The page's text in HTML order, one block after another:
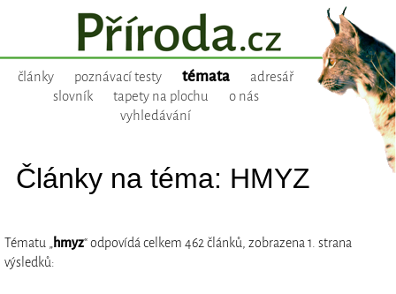
články poznávací testy témata
adresář
slovník
tapety na plochu
o nás
vyhledávání
Články na téma: HMYZ
Tématu „hmyz“ odpovídá celkem 462 článků, zobrazena 1. strana
výsledků: